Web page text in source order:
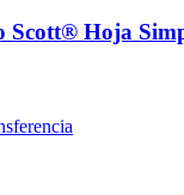
Scott® Hoja